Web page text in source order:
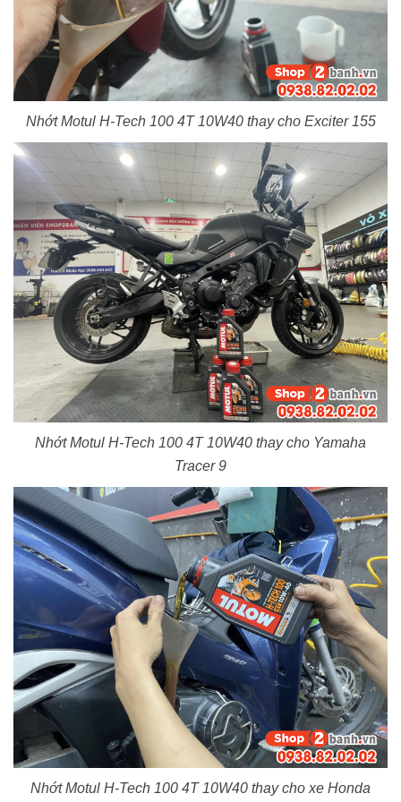
Nhớt Motul H-Tech 100 4T 10W40 thay cho Exciter 155
Nhớt Motul H-Tech 100 4T 10W40 thay cho Yamaha
Tracer 9
Nhớt Motul H-Tech 100 4T 10W40 thay cho xe Honda